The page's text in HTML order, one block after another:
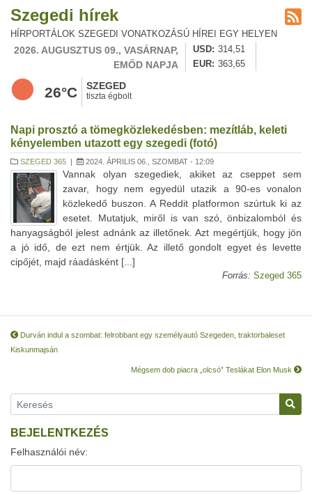
Szegedi hírek
HÍRPORTÁLOK SZEGEDI VONATKOZÁSÚ HÍREI EGY HELYEN
2026. AUGUSZTUS 09., VASÁRNAP,
EMŐD NAPJA
USD
314,51
EUR
363,65
26°C SZEGED
tiszta égbolt
Napi prosztó a tömegközlekedésben: mezítláb, keleti
kényelemben utazott egy szegedi (fotó)
SZEGED 365 | 2024. ÁPRILIS 06., SZOMBAT - 12:09
Vannak olyan szegediek, akiket az cseppet sem
zavar, hogy nem egyedül utazik a 90-es vonalon
közlekedő buszon. A Reddit platformon szúrtuk ki az
esetet. Mutatjuk, miről is van szó, önbizalomból és
hanyagságból jelest adnánk az illetőnek. Azt megértjük, hogy jön
a jó idő, de ezt nem értjük. Az illető gondolt egyet és levette
cipőjét, majd ráadásként [...]
Forrás: Szeged 365
Durván indul a szombat: felrobbant egy személyautó Szegeden, traktorbaleset
Kiskunmajsán
Mégsem dob piacra „olcsó” Teslákat Elon Musk
BEJELENTKEZÉS
Felhasználói név: